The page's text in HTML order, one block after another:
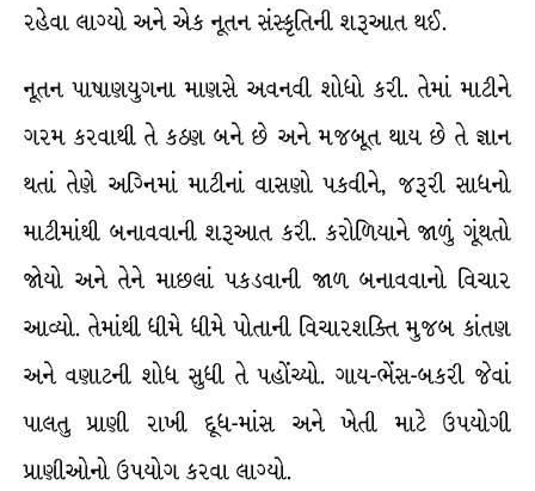
રહેવા લાગ્યો અને એક નૂતન સંસ્કૃતિની શરૂઆત થઈ.
નૂતન પાષાણયુગના માણસે અવનવી શોધો કરી. તેમાં માટીને
ગરમ કરવાથી તે કઠણ બને છે અને મજબૂત થાય છે તે જ્ઞાન
થતાં તેણે અગ્નિમાં માટીનાં વાસણો પકવીને, જરૂરી સાધનો
માટીમાંથી બનાવવાની શરૂઆત કરી. કરોળિયાને જાળું ગૂંથતો
જોયો અને તેને માછલાં પકડવાની જાળ બનાવવાનો વિચાર
આવ્યો. તેમાંથી ધીમે ધીમે પોતાની વિચારશક્તિ મુજબ કાંતણ
અને વણાટની શોધ સુધી તે પહોંચ્યો. ગાય-ભેંસ-બકરી જેવાં
પાલતુ પ્રાણી રાખી દૂધ-માંસ અને ખેતી માટે ઉપયોગી
પ્રાણીઓનો ઉપયોગ કરવા લાગ્યો.